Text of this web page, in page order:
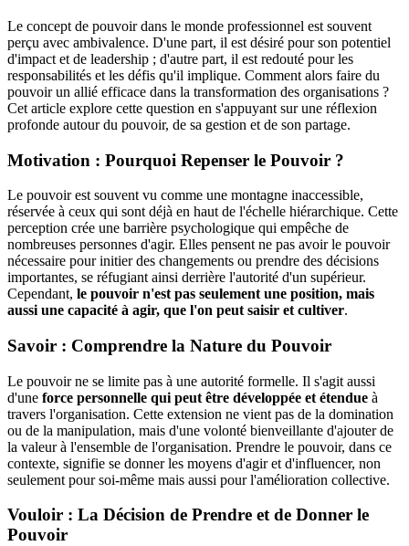
Le concept de pouvoir dans le monde professionnel est souvent
perçu avec ambivalence. D'une part, il est désiré pour son potentiel
d'impact et de leadership ; d'autre part, il est redouté pour les
responsabilités et les défis qu'il implique. Comment alors faire du
pouvoir un allié efficace dans la transformation des organisations ?
Cet article explore cette question en s'appuyant sur une réflexion
profonde autour du pouvoir, de sa gestion et de son partage.
Motivation : Pourquoi Repenser le Pouvoir ?
Le pouvoir est souvent vu comme une montagne inaccessible,
réservée à ceux qui sont déjà en haut de l'échelle hiérarchique. Cette
perception crée une barrière psychologique qui empêche de
nombreuses personnes d'agir. Elles pensent ne pas avoir le pouvoir
nécessaire pour initier des changements ou prendre des décisions
importantes, se réfugiant ainsi derrière l'autorité d'un supérieur.
Cependant, le pouvoir n'est pas seulement une position, mais
aussi une capacité à agir, que l'on peut saisir et cultiver.
Savoir : Comprendre la Nature du Pouvoir
Le pouvoir ne se limite pas à une autorité formelle. Il s'agit aussi
d'une force personnelle qui peut être développée et étendue à
travers l'organisation. Cette extension ne vient pas de la domination
ou de la manipulation, mais d'une volonté bienveillante d'ajouter de
la valeur à l'ensemble de l'organisation. Prendre le pouvoir, dans ce
contexte, signifie se donner les moyens d'agir et d'influencer, non
seulement pour soi-même mais aussi pour l'amélioration collective.
Vouloir : La Décision de Prendre et de Donner le
Pouvoir